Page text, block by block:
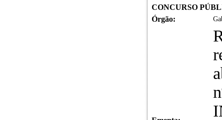
CONCURSO
Órgão: